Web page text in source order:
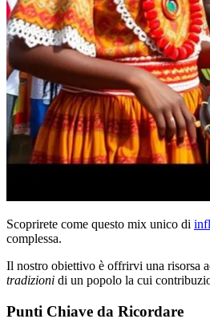
Scoprirete come questo mix unico di
complessa.
Il nostro obiettivo è offrirvi una risorsa
tradizioni di un popolo la cui
Punti Chiave da Ricordare